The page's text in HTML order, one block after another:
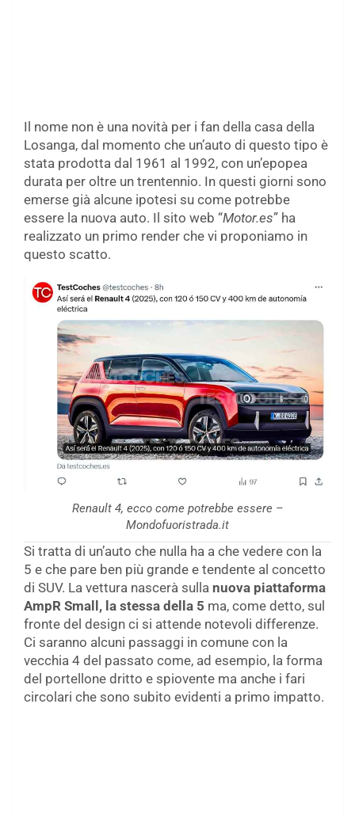
Il nome non è una novità per i fan della casa della
Losanga, dal momento che un’auto di questo tipo è
stata prodotta dal 1961 al 1992, con un’epopea
durata per oltre un trentennio. In questi giorni sono
emerse già alcune ipotesi su come potrebbe
essere la nuova auto. Il sito web “Motor.es” ha
realizzato un primo render che vi proponiamo in
questo scatto.
Renault 4, ecco come potrebbe essere –
Mondofuoristrada.it
Si tratta di un’auto che nulla ha a che vedere con la
5 e che pare ben più grande e tendente al concetto
di SUV. La vettura nascerà sulla nuova piattaforma
AmpR Small, la stessa della 5 ma, come detto, sul
fronte del design ci si attende notevoli differenze.
Ci saranno alcuni passaggi in comune con la
vecchia 4 del passato come, ad esempio, la forma
del portellone dritto e spiovente ma anche i fari
circolari che sono subito evidenti a primo impatto.